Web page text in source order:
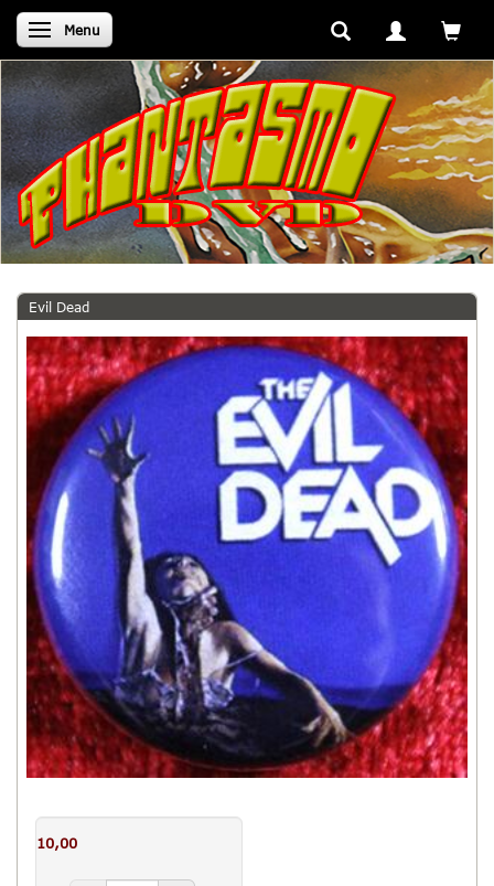
Skifte navigation
Menu
Evil Dead
10,00